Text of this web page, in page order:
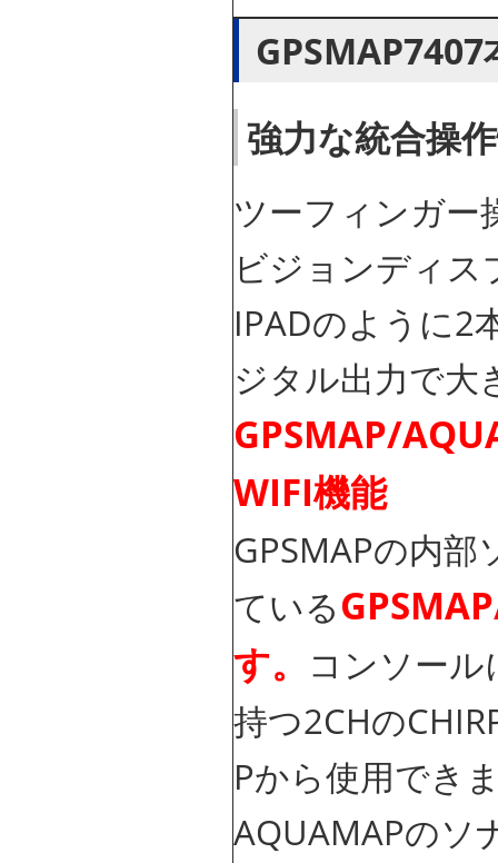
強力な統合操
ツーフィンガ
ビジョンディス
IPADのように2
ジタル出力で大
GPSMAP/
WIFI機能
GPSMAPの内
ている
す。 コンソール
持つ2CHの
Pから使用でき
AQUAMAPのソ